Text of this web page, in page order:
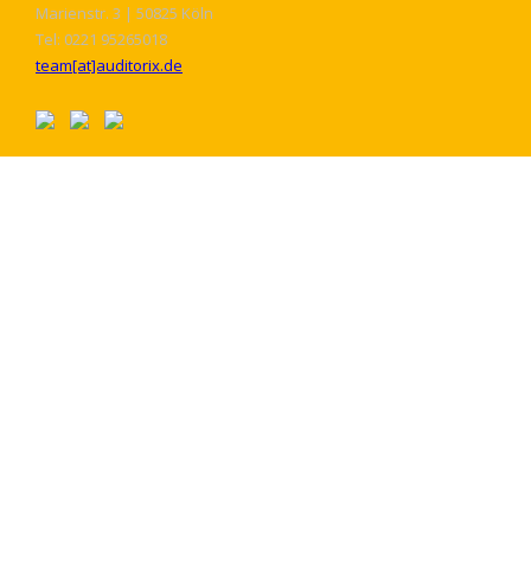
Marienstr. 3 | 50825 Köln
Tel: 0221 95265018
team[at]auditorix.de